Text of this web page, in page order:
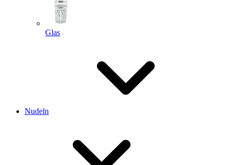
Glas
Nudeln